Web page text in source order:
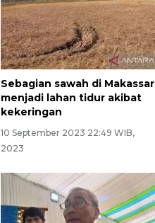
Sebagian sawah di Makassar
menjadi lahan tidur akibat
kekeringan
10 September 2023 22:49 WIB,
2023